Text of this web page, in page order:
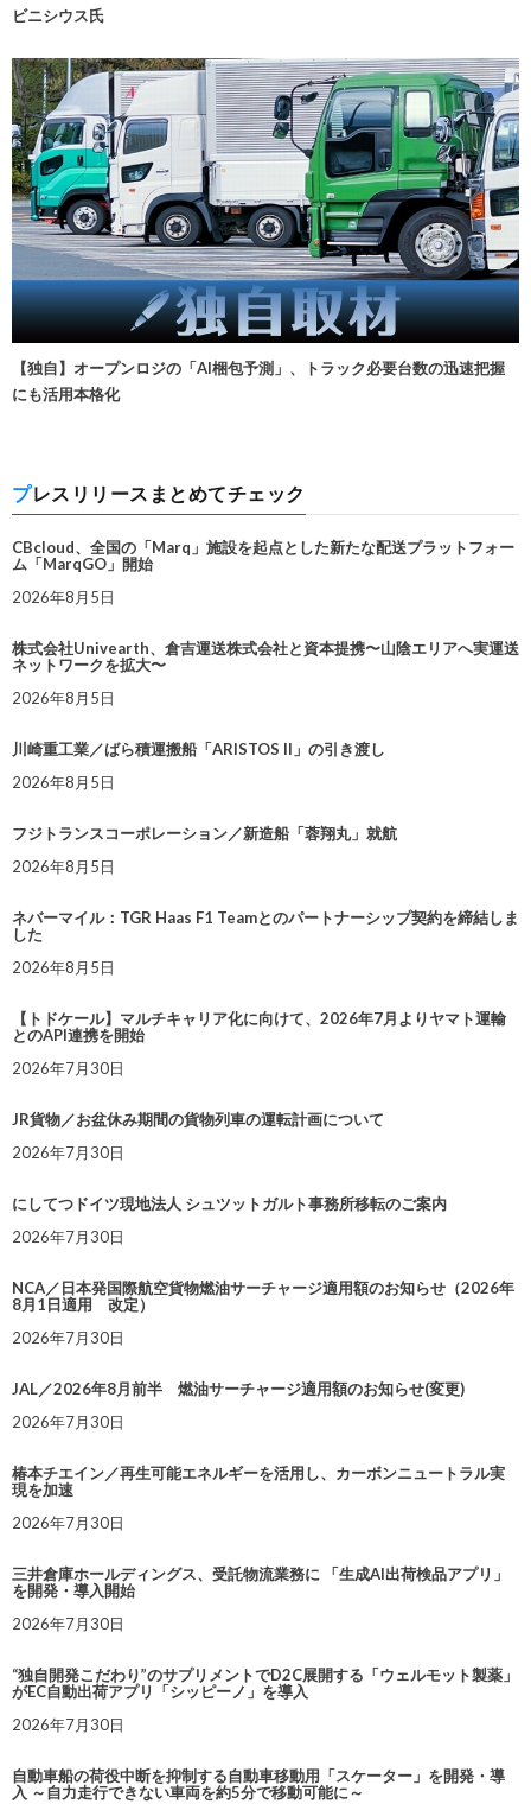
ビニシウス氏
【独自】オープンロジの「AI梱包予測」、トラック必要台数の迅速把握
にも活用本格化
プレスリリースまとめてチェック
CBcloud、全国の「Marq」施設を起点とした新たな配送プラットフォー
ム「MarqGO」開始
2026年8月5日
株式会社Univearth、倉吉運送株式会社と資本提携〜山陰エリアへ実運送
ネットワークを拡大〜
2026年8月5日
川崎重工業／ばら積運搬船「ARISTOS II」の引き渡し
2026年8月5日
フジトランスコーポレーション／新造船「蓉翔丸」就航
2026年8月5日
ネバーマイル：TGR Haas F1 Teamとのパートナーシップ契約を締結しま
した
2026年8月5日
【トドケール】マルチキャリア化に向けて、2026年7月よりヤマト運輸
とのAPI連携を開始
2026年7月30日
JR貨物／お盆休み期間の貨物列車の運転計画について
2026年7月30日
にしてつドイツ現地法人 シュツットガルト事務所移転のご案内
2026年7月30日
NCA／日本発国際航空貨物燃油サーチャージ適用額のお知らせ（2026年
8月1日適用 改定）
2026年7月30日
JAL／2026年8月前半 燃油サーチャージ適用額のお知らせ(変更)
2026年7月30日
椿本チエイン／再生可能エネルギーを活用し、カーボンニュートラル実
現を加速
2026年7月30日
三井倉庫ホールディングス、受託物流業務に 「生成AI出荷検品アプリ」
を開発・導入開始
2026年7月30日
“独自開発こだわり”のサプリメントでD2C展開する「ウェルモット製薬」
がEC自動出荷アプリ「シッピーノ」を導入
2026年7月30日
自動車船の荷役中断を抑制する自動車移動用「スケーター」を開発・導
入 ～自力走行できない車両を約5分で移動可能に～